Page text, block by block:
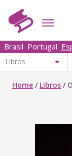
Brasil Portugal
Home / Libros /